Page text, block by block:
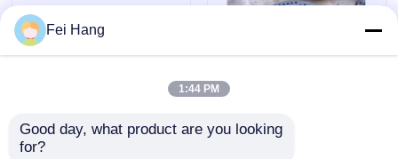
Marine-Entlüftungskopf
Marine Sea Water Strainer
Was ist ein Deck-
Fei Hang
1:44 PM
Good day, what product are you looking
for?